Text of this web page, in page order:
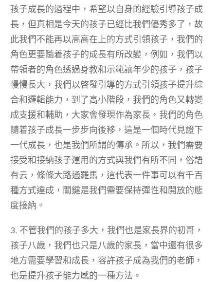
孩子成長的過程中，希望以自身的經驗引導孩子成
長，但真相是今天的孩子已經比我們優秀多了，故
此我們不能再以高高在上的方式引領孩子，我們的
角色更要隨着孩子的成長有所改變，例如，我們以
帶領者的角色透過身教和示範讓年少的孩子，孩子
慢慢長大，我們以啓發引導的方式引領孩子提升綜
合和邏輯能力，到了高小階段，我們的角色又轉變
成支援和輔助，大家會發現作為家長，我們的角色
隨着孩子成長一步步向後移，這是一個時代見證下
一代成長，也是我們所謂的傳承。所以，我們需要
接受和接納孩子運用的方式與我們有所不同，俗語
有云，條條大路通羅馬，這代表一件事可以有千百
種方式達成，關鍵是我們需要保持彈性和開放的態
度接納。
3. 不管我們的孩子多大，我們也是家長界的初哥，
孩子八歲，我們也只是八歲的家長，當中還有很多
地方需要學習和成長，容許孩子成為我們的老師，
也是提升孩子能力感的一種方法。